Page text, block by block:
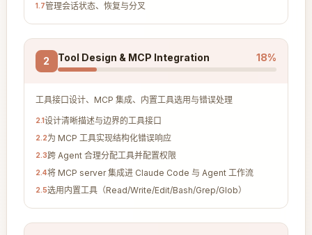
1.7管理会话状态、恢复与分叉
2 Tool Design & MCP Integration 18%
工具接口设计、MCP 集成、内置工具选用与错误处理
2.1设计清晰描述与边界的工具接口
2.2为 MCP 工具实现结构化错误响应
2.3跨 Agent 合理分配工具并配置权限
2.4将 MCP server 集成进 Claude Code 与 Agent 工作流
2.5选用内置工具（Read/Write/Edit/Bash/Grep/Glob）